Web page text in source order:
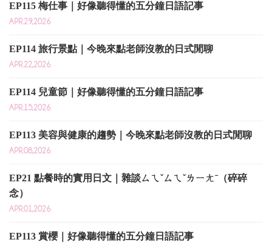
EP115 梅仕事｜好像聽得懂的五分鐘日語記事
APR.29,2026
EP114 旅行景點｜今晚來點老師沒教的日式閒聊
APR.22,2026
EP114 兒童節｜好像聽得懂的五分鐘日語記事
APR.15,2026
EP113 美容與健康的趨勢｜今晚來點老師沒教的日式閒聊
APR.08,2026
EP21 點餐時的實用日文｜雜談ㄙㄟˇㄙㄟˇㄌㄧㄤˉ（碎碎
念）
APR.01,2026
EP113 賞櫻｜好像聽得懂的五分鐘日語記事